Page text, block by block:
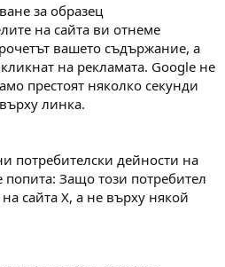
за образец
на сайта ви отнеме
вашето съдържание, а
на рекламата. Google не
престоят няколко секунди
линка.
потребителски дейности на
Защо този потребител
сайта X, а не върху някой